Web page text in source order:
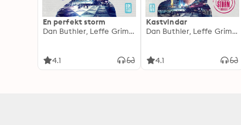
En perfekt storm
Dan Buthler, Leffe Grimwalker
4.1
Kastvindar
Dan Buthler, Leffe Grimwalker
4.1